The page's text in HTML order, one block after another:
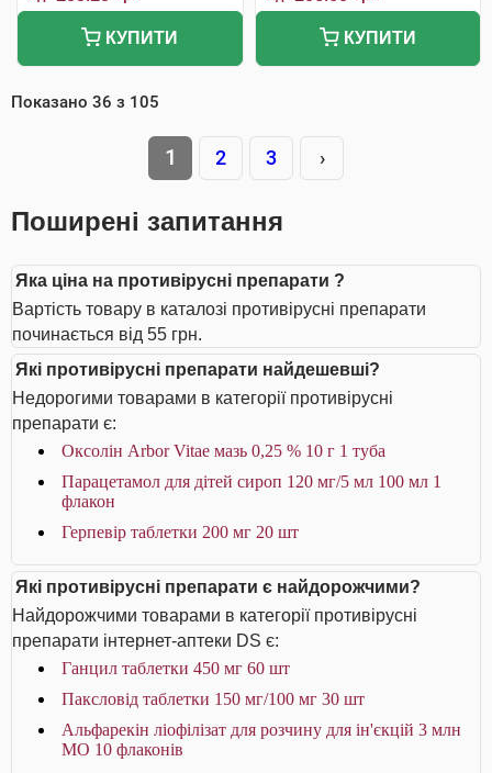
КУПИТИ КУПИТИ
Показано 36 з 105
1 2 3 ›
Поширені запитання
Яка ціна на противірусні препарати ?
Вартість товару в каталозі противірусні препарати
починається від 55 грн.
Які противірусні препарати найдешевші?
Недорогими товарами в категорії противірусні
препарати є:
Оксолін Arbor Vitae мазь 0,25 % 10 г 1 туба
Парацетамол для дітей сироп 120 мг/5 мл 100 мл 1
флакон
Герпевір таблетки 200 мг 20 шт
Які противірусні препарати є найдорожчими?
Найдорожчими товарами в категорії противірусні
препарати інтернет-аптеки DS є:
Ганцил таблетки 450 мг 60 шт
Паксловід таблетки 150 мг/100 мг 30 шт
Альфарекін ліофілізат для розчину для ін'єкцій 3 млн
МО 10 флаконів